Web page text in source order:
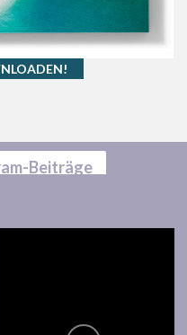
Beiträge